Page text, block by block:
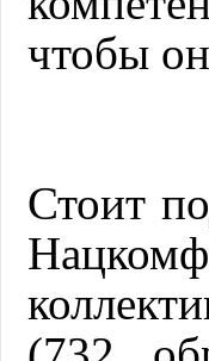
чтобы
Стоит